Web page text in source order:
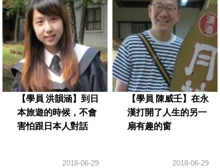
【學員 洪韻涵】到日
本旅遊的時候，不會
害怕跟日本人對話
2018-06-29
【學員 陳威壬】在永
漢打開了人生的另一
扇有趣的窗
2018-06-29